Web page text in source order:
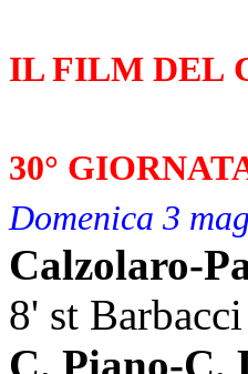
IL FILM DEL
30°
Domenica 3
Calzolaro-
8' st
C. Piano-C.